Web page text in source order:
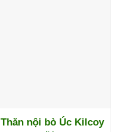
Thăn nội bò Úc Kilcoy